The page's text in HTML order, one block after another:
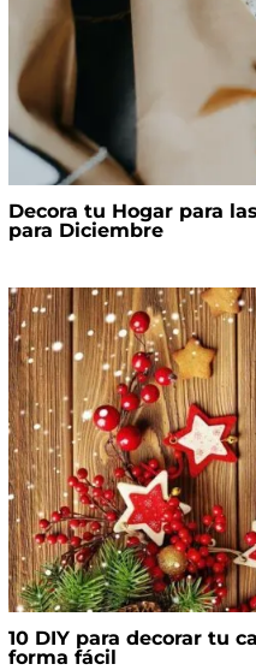
Decora tu Hogar para
para Diciembre
10 DIY para decorar tu
forma fácil